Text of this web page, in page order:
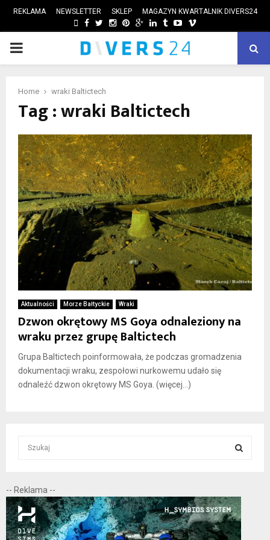
REKLAMA NEWSLETTER SKLEP MAGAZYN KWARTALNIK DIVERS24
FACEBOOK
TWITTER
INSTAGRAM
PINTEREST
GOOGLE
LINKEDIN
TUMBLRYOUTUBE
VIMEO
PRIMARY
Home wraki Baltictech
Tag : wraki Baltictech
Aktualności Morze Bałtyckie Wraki
Dzwon okrętowy MS Goya odnaleziony na
wraku przez grupę Baltictech
Grupa Baltictech poinformowała, że podczas gromadzenia
dokumentacji wraku, zespołowi nurkowemu udało się
odnaleźć dzwon okrętowy MS Goya. (więcej…)
c
h
f
o
E
A
-- Reklama --